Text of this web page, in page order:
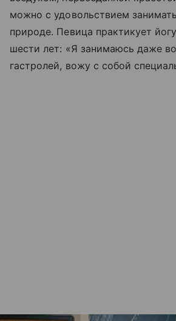
можно с удовольствием
природе. Певица практикует
шести лет: «Я занимаюсь даже
гастролей, вожу с собой